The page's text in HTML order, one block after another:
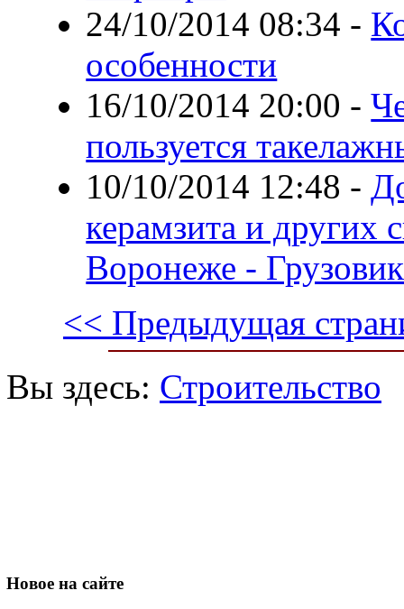
24/10/2014 08:34 -
особенности
16/10/2014 20:00 -
пользуется
10/10/2014 12:48 -
керамзита и других
Воронеже -
<< Предыдущая
Вы здесь: Строительство
Новое на сайте